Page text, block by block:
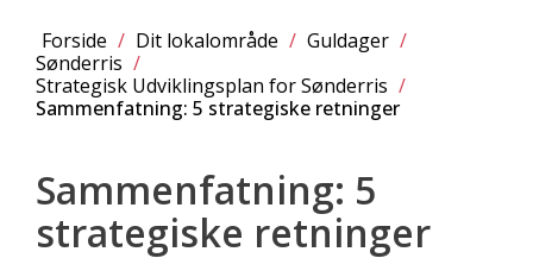
Forside / Dit lokalområde / Guldager /
Sønderris /
Strategisk Udviklingsplan for Sønderris /
Sammenfatning: 5 strategiske retninger
Sammenfatning: 5
strategiske retninger